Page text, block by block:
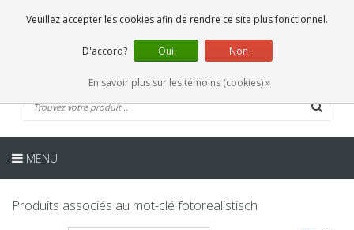
0 Articles
FR
MENU
Produits associés au mot-clé fotorealistisch
Veuillez accepter les cookies afin de rendre ce site plus fonctionnel.
D'accord? Oui Non
En savoir plus sur les témoins (cookies) »